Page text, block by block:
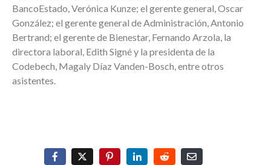
BancoEstado, Verónica Kunze; el gerente general, Oscar
González; el gerente general de Administración, Antonio
Bertrand; el gerente de Bienestar, Fernando Arzola, la
directora laboral, Edith Signé y la presidenta de la
Codebech, Magaly Díaz Vanden-Bosch, entre otros
asistentes.